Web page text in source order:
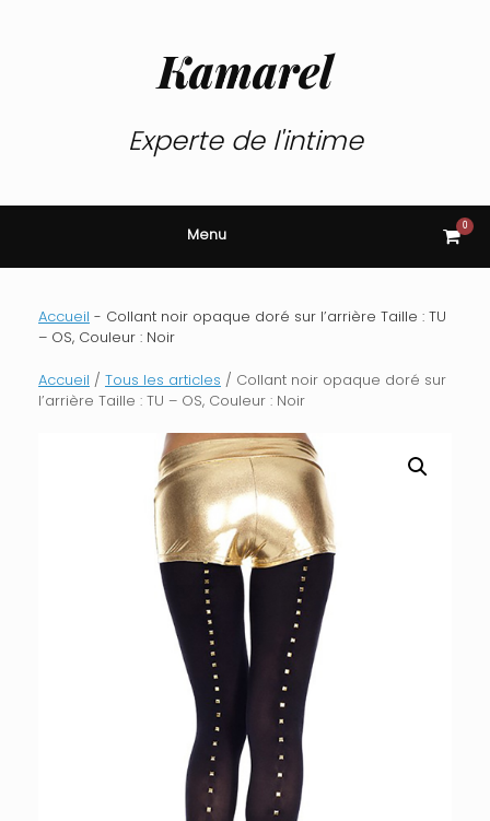
Kamarel
Experte de l'intime
Menu View
cart
0
Accueil - Collant noir opaque doré sur l’arrière Taille : TU
– OS, Couleur : Noir
Accueil / Tous les articles / Collant noir opaque doré sur
l’arrière Taille : TU – OS, Couleur : Noir